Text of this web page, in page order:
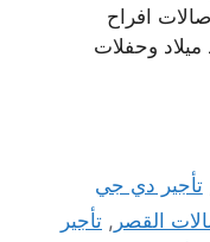
افراح
وحفلات
تأجير دي جي
القصر , تأجير